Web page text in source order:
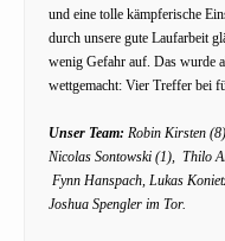
und eine tolle kämpferische
durch unsere gute Laufarbeit
wenig Gefahr auf. Das wurde
wettgemacht: Vier Treffer bei
Unser Team: Robin Kirsten
Nicolas Sontowski (1), Thilo
Fynn Hanspach, Lukas
Joshua Spengler im Tor.